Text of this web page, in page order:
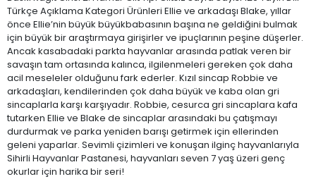
Türkçe Açıklama Kategori Ürünleri Ellie ve arkadaşı Blake, yıllar
önce Ellie’nin büyük büyükbabasının başına ne geldiğini bulmak
için büyük bir araştırmaya girişirler ve ipuçlarının peşine düşerler.
Ancak kasabadaki parkta hayvanlar arasında patlak veren bir
savaşın tam ortasında kalınca, ilgilenmeleri gereken çok daha
acil meseleler olduğunu fark ederler. Kızıl sincap Robbie ve
arkadaşları, kendilerinden çok daha büyük ve kaba olan gri
sincaplarla karşı karşıyadır. Robbie, cesurca gri sincaplara kafa
tutarken Ellie ve Blake de sincaplar arasındaki bu çatışmayı
durdurmak ve parka yeniden barışı getirmek için ellerinden
geleni yaparlar. Sevimli çizimleri ve konuşan ilginç hayvanlarıyla
Sihirli Hayvanlar Pastanesi, hayvanları seven 7 yaş üzeri genç
okurlar için harika bir seri!